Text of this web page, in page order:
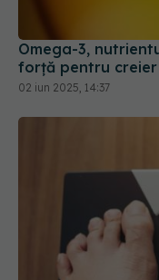
Omega-3,
forță pentru creier
02 iun 2025, 14:37